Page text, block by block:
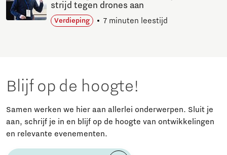
strijd tegen drones aan
Verdieping 7 minuten leestijd
Blijf op de hoogte!
Samen werken we hier aan allerlei onderwerpen. Sluit je
aan, schrijf je in en blijf op de hoogte van ontwikkelingen
en relevante evenementen.